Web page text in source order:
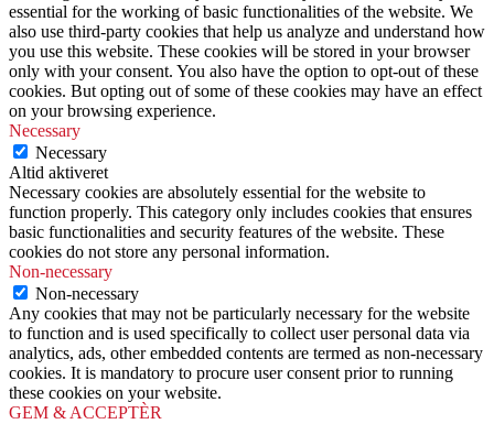
essential for the working of basic functionalities of the website. We
also use third-party cookies that help us analyze and understand how
you use this website. These cookies will be stored in your browser
only with your consent. You also have the option to opt-out of these
cookies. But opting out of some of these cookies may have an effect
on your browsing experience.
Necessary
Necessary
Altid aktiveret
Necessary cookies are absolutely essential for the website to
function properly. This category only includes cookies that ensures
basic functionalities and security features of the website. These
cookies do not store any personal information.
Non-necessary
Non-necessary
Any cookies that may not be particularly necessary for the website
to function and is used specifically to collect user personal data via
analytics, ads, other embedded contents are termed as non-necessary
cookies. It is mandatory to procure user consent prior to running
these cookies on your website.
GEM & ACCEPTÈR